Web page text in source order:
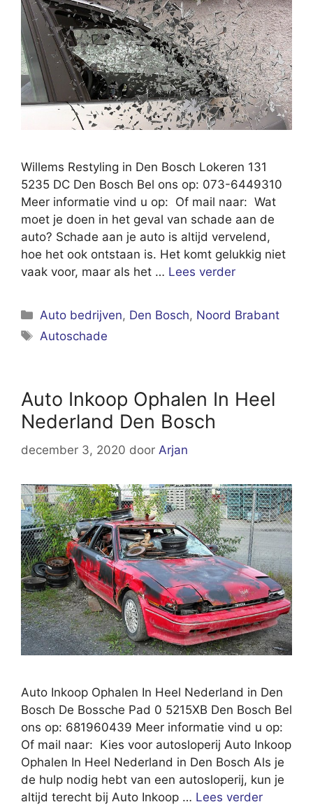
Willems Restyling in Den Bosch Lokeren 131
5235 DC Den Bosch Bel ons op: 073-6449310
Meer informatie vind u op: Of mail naar: Wat
moet je doen in het geval van schade aan de
auto? Schade aan je auto is altijd vervelend,
hoe het ook ontstaan is. Het komt gelukkig niet
vaak voor, maar als het … Lees verder
Categorieën
Auto bedrijven, Den Bosch, Noord Brabant
Tags
Autoschade
Auto Inkoop Ophalen In Heel
Nederland Den Bosch
december 3, 2020 door Arjan
Auto Inkoop Ophalen In Heel Nederland in Den
Bosch De Bossche Pad 0 5215XB Den Bosch Bel
ons op: 681960439 Meer informatie vind u op:
Of mail naar: Kies voor autosloperij Auto Inkoop
Ophalen In Heel Nederland in Den Bosch Als je
de hulp nodig hebt van een autosloperij, kun je
altijd terecht bij Auto Inkoop … Lees verder